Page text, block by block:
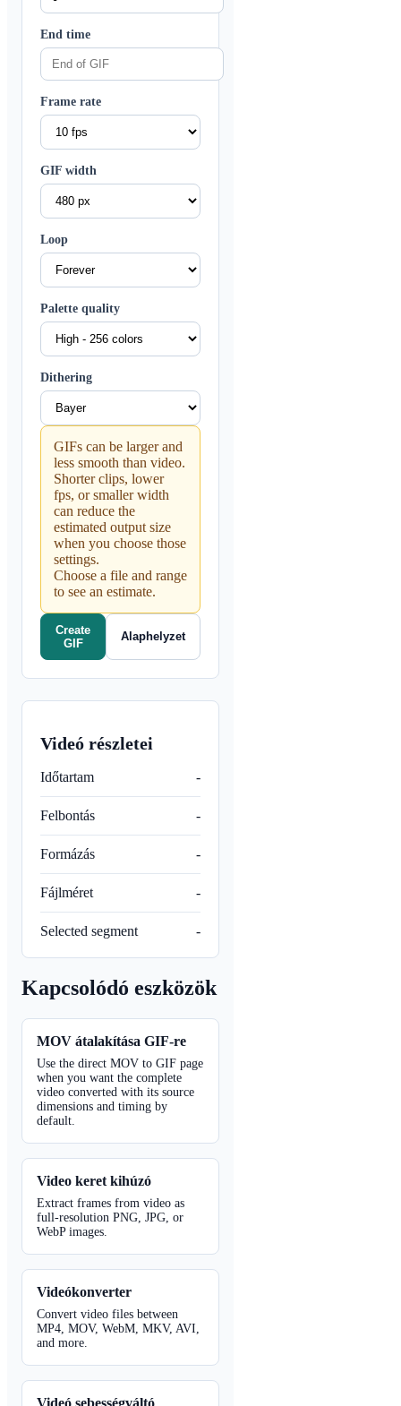
End time
Frame rate
GIF width
Loop
Palette quality
Dithering
GIFs can be larger and
less smooth than video.
Shorter clips, lower
fps, or smaller width
can reduce the
estimated output size
when you choose those
settings.
Choose a file and range
to see an estimate.
Create
GIF
Alaphelyzet
Videó részletei
Időtartam -
Felbontás -
Formázás -
Fájlméret -
Selected segment -
Kapcsolódó eszközök
MOV átalakítása GIF-re
Use the direct MOV to GIF page
when you want the complete
video converted with its source
dimensions and timing by
default.
Video keret kihúzó
Extract frames from video as
full-resolution PNG, JPG, or
WebP images.
Videókonverter
Convert video files between
MP4, MOV, WebM, MKV, AVI,
and more.
Videó sebességváltó